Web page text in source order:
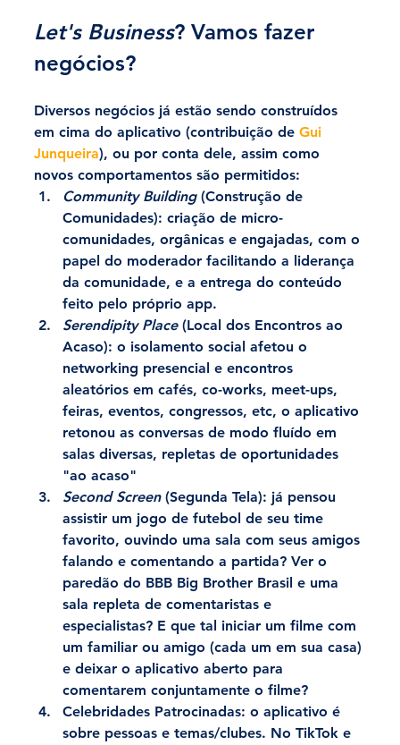
Let's Business? Vamos fazer
negócios?
Diversos negócios já estão sendo construídos
em cima do aplicativo (contribuição de Gui
Junqueira), ou por conta dele, assim como
novos comportamentos são permitidos:
Community Building (Construção de
Comunidades): criação de micro-
comunidades, orgânicas e engajadas, com o
papel do moderador facilitando a liderança
da comunidade, e a entrega do conteúdo
feito pelo próprio app.
Serendipity Place (Local dos Encontros ao
Acaso): o isolamento social afetou o
networking presencial e encontros
aleatórios em cafés, co-works, meet-ups,
feiras, eventos, congressos, etc, o aplicativo
retonou as conversas de modo fluído em
salas diversas, repletas de oportunidades
"ao acaso"
Second Screen (Segunda Tela): já pensou
assistir um jogo de futebol de seu time
favorito, ouvindo uma sala com seus amigos
falando e comentando a partida? Ver o
paredão do BBB Big Brother Brasil e uma
sala repleta de comentaristas e
especialistas? E que tal iniciar um filme com
um familiar ou amigo (cada um em sua casa)
e deixar o aplicativo aberto para
comentarem conjuntamente o filme?
Celebridades Patrocinadas: o aplicativo é
sobre pessoas e temas/clubes. No TikTok e